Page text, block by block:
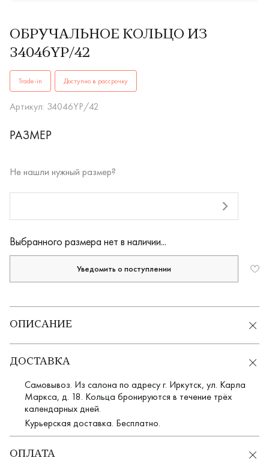
ОБРУЧАЛЬНОЕ КОЛЬЦО ИЗ
34046YP/42
ОБРУЧАЛЬНЫЕ КОЛЬЦА34046YP/42купить в Иркутске. ✔️
Trade-in Доступно в рассрочку
Артикул: 34046YP/42
РАЗМЕР
Не нашли нужный размер?
Выбранного размера нет в наличии...
Уведомить о поступлении
ОПИСАНИЕ
ДОСТАВКА
Самовывоз. Из салона по адресу г. Иркутск, ул. Карла
Маркса, д. 18. Кольца бронируются в течение трёх
календарных дней.
Курьерская доставка. Бесплатно.
ОПЛАТА